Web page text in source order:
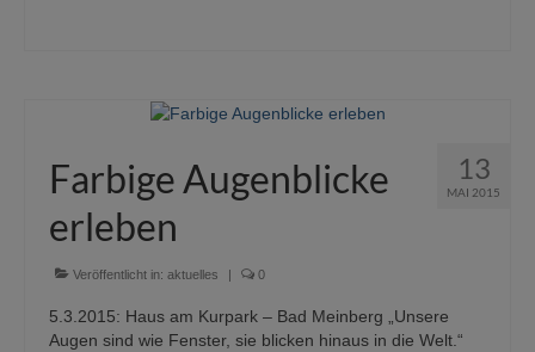
13
MAI 2015
Farbige Augenblicke
erleben
Veröffentlicht in: aktuelles 0
5.3.2015: Haus am Kurpark – Bad Meinberg „Unsere
Augen sind wie Fenster, sie blicken hinaus in die Welt.“